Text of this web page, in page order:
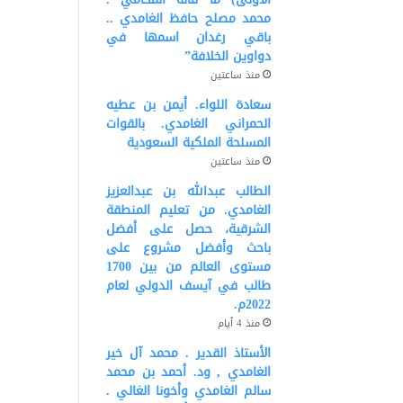
محمد مصلح حافظ الغامدي ..
باقي رغدان اسمها في
دواوين الخلافة”
منذ ساعتين
سعادة اللواء. أيمن بن عطيه
الحمراني الغامدي. بالقوات
المسلحة الملكية السعودية
منذ ساعتين
الطالب عبدالله بن عبدالعزيز
الغامدي. من تعليم المنطقة
الشرقية، حصل على أفضل
باحث وأفضل مشروع على
مستوى العالم من بين 1700
طالب في آيسف الدولي لعام
2022م.
منذ 4 أيام
الأستاذ القدير . محمد آل خير
الغامدي , ود. أحمد بن محمد
سالم الغامدي وأخونا الغالي .